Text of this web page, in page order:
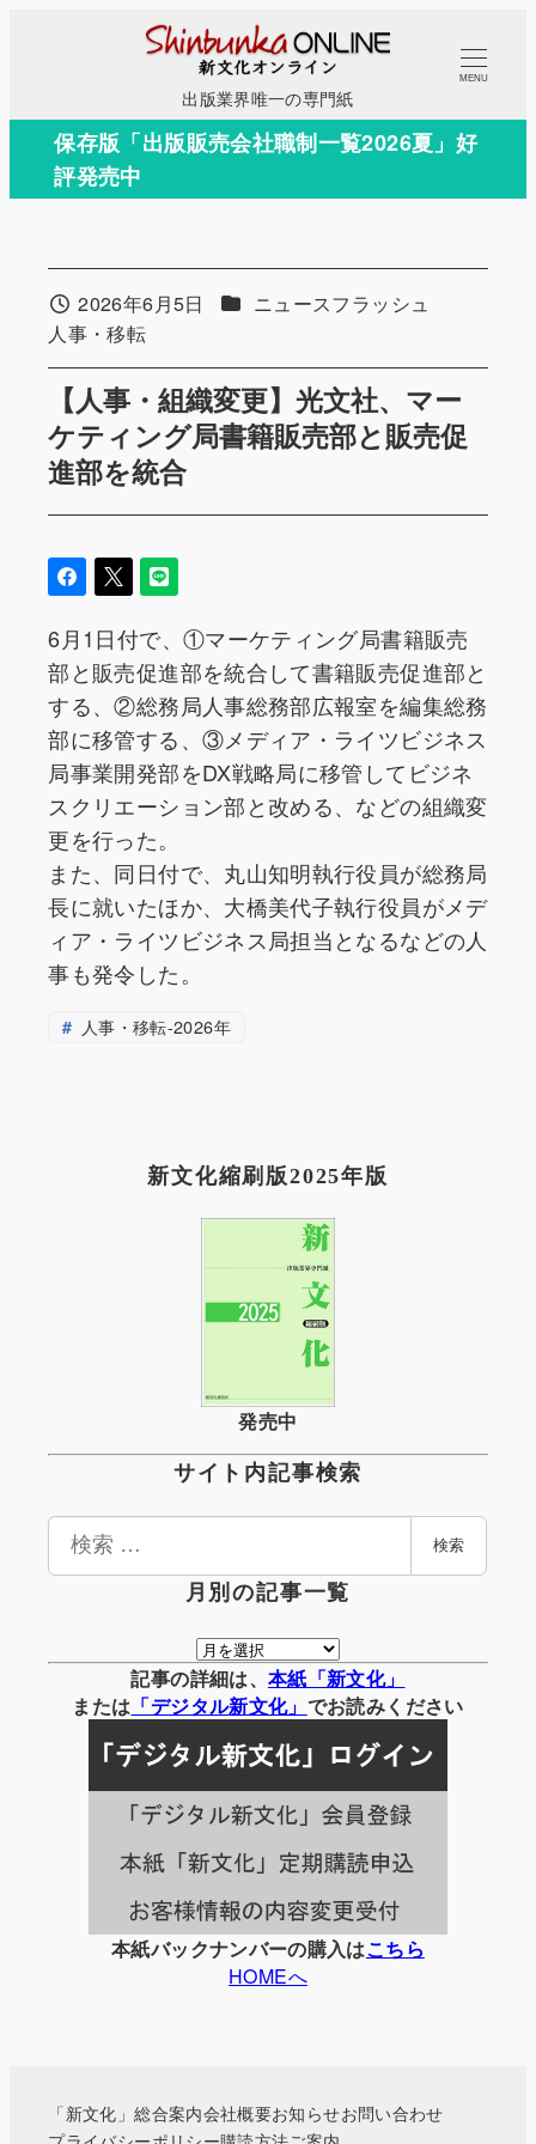
コ
テ
出版業界唯一の専門紙
MENU
保存版「出版販売会社職制一覧2026夏」好
評発売中
【人事・組織変更】光文社、マー
ケティング局書籍販売部と販売促
進部を統合
投稿日2026年6月5日 カテゴリー
ニュースフラッシュ
カテゴリー
人事・移転
6月1日付で、①マーケティング局書籍販売
部と販売促進部を統合して書籍販売促進部と
する、②総務局人事総務部広報室を編集総務
部に移管する、③メディア・ライツビジネス
局事業開発部をDX戦略局に移管してビジネ
スクリエーション部と改める、などの組織変
更を行った。
また、同日付で、丸山知明執行役員が総務局
長に就いたほか、大橋美代子執行役員がメデ
ィア・ライツビジネス局担当となるなどの人
事も発令した。
人事・移転-2026年
新文化縮刷版2025年版
発売中
サイト内記事検索
検
検索
月別の記事一覧
月
別
の
事
一
覧
記事の詳細は、 本紙「新文化」
または 「デジタル新文化」 でお読みください
本紙バックナンバーの購入はこちら
HOMEへ
「新文化」総合案内会社概要お知らせお問い合わせ